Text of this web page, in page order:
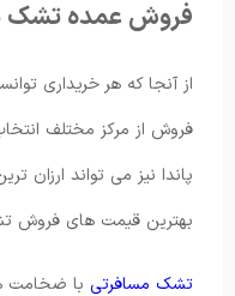
فروش عمده تشک
از آنجا که هر خریداری
فروش از مرکز مختلف
پاندا نیز می تواند ارزان
بهترین قیمت های فروش
تشک مسافرتی با ضخامت